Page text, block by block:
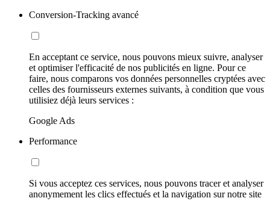
Conversion-Tracking avancé
En acceptant ce service, nous pouvons mieux suivre, analyser
et optimiser l'efficacité de nos publicités en ligne. Pour ce
faire, nous comparons vos données personnelles cryptées avec
celles des fournisseurs externes suivants, à condition que vous
utilisiez déjà leurs services :
Google Ads
Performance
Si vous acceptez ces services, nous pouvons tracer et analyser
anonymement les clics effectués et la navigation sur notre site